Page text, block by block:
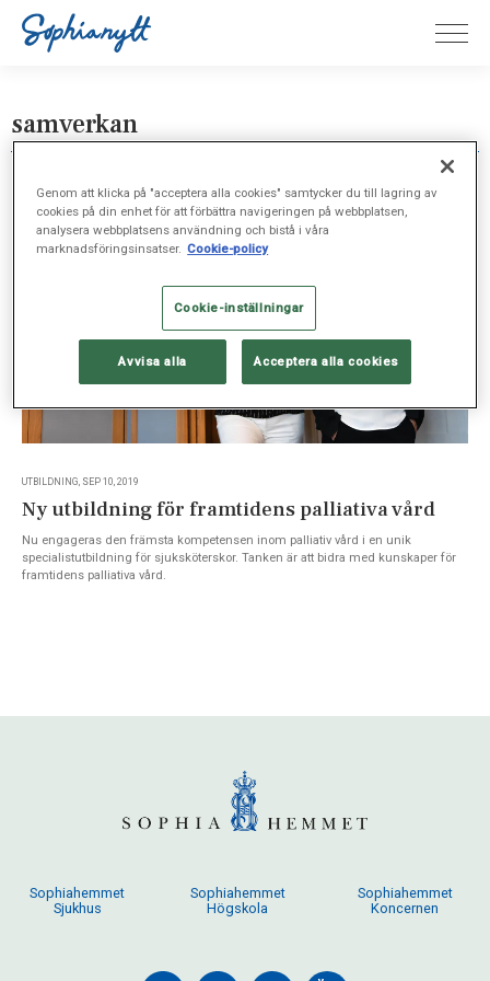
samverkan
UTBILDNING, SEP 10, 2019
Ny utbildning för framtidens palliativa vård
Nu engageras den främsta kompetensen inom palliativ vård i en unik
specialistutbildning för sjuksköterskor. Tanken är att bidra med kunskaper för
framtidens palliativa vård.
Sophiahemmet
Sjukhus
Sophiahemmet
Högskola
Sophiahemmet
Koncernen
Genom att klicka på "acceptera alla cookies" samtycker du till lagring av
cookies på din enhet för att förbättra navigeringen på webbplatsen,
analysera webbplatsens användning och bistå i våra
marknadsföringsinsatser. Cookie-policy
Cookie-inställningar
Avvisa alla Acceptera alla cookies